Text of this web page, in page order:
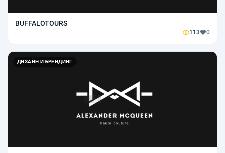
BUFFALOTOURS
113 0
ДИЗАЙН И БРЕНДИНГ